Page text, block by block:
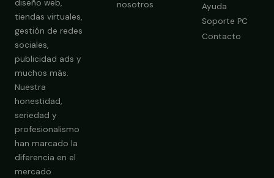
diseño web,
tiendas virtuales,
gestión de redes
sociales,
publicidad ads y
muchos más.
Nuestra
honestidad,
seriedad y
profesionalismo
han marcado la
diferencia en el
mercado
nosotros
Ayuda
Soporte PC
Contacto